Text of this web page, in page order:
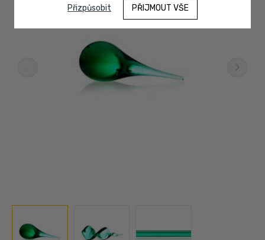
Přizpůsobit PŘIJMOUT VŠE